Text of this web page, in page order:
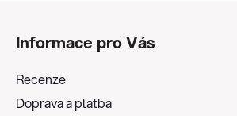
Informace pro Vás
Recenze
Doprava a platba